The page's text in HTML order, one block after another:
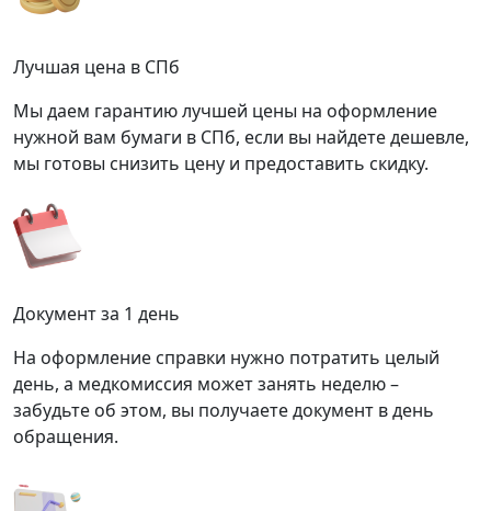
Лучшая цена в СПб
Мы даем гарантию лучшей цены на оформление
нужной вам бумаги в СПб, если вы найдете дешевле,
мы готовы снизить цену и предоставить скидку.
Документ за 1 день
На оформление справки нужно потратить целый
день, а медкомиссия может занять неделю –
забудьте об этом, вы получаете документ в день
обращения.